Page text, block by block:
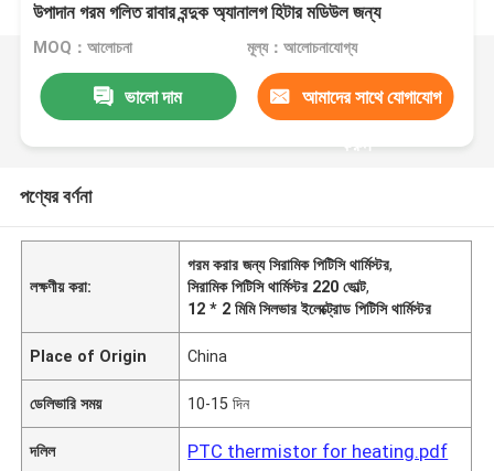
উপাদান গরম গলিত রাবার বন্দুক অ্যানালগ হিটার মডিউল জন্য
MOQ：আলোচনা মূল্য：আলোচনাযোগ্য
ভালো দাম আমাদের সাথে যোগাযোগ
করুন
পণ্যের বর্ণনা
লক্ষণীয় করা:
গরম করার জন্য সিরামিক পিটিসি থার্মিস্টর,
সিরামিক পিটিসি থার্মিস্টর 220 ভোল্ট,
12 * 2 মিমি সিলভার ইলেক্ট্রোড পিটিসি থার্মিস্টর
Place of Origin China
ডেলিভারি সময় 10-15 দিন
দলিল PTC thermistor for heating.pdf